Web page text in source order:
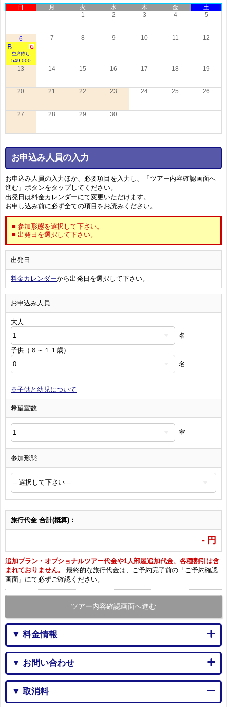
日 月 火 水 木 金
土
1
2 3 4 5
6
空席待ち
B
549,000
7 8 9 10 11 12
13 14 15 16 17 18 19
20 21 22 23 24 25 26
27 28 29 30
お申込み人員の入力
お申込み人員の入力ほか、必要項目を入力し、「ツアー内容確認画面へ
進む」ボタンをタップしてください。
出発日は料金カレンダーにて変更いただけます。
お申し込み前に必ず全ての項目をお読みください。
■ 参加形態を選択して下さい。
■ 出発日を選択して下さい。
出発日
料金カレンダーから出発日を選択して下さい。
お申込み人員
大人
名
子供（６～１１歳）
名
※子供と幼児について
希望室数
室
参加形態
旅行代金 合計(概算)：
- 円
追加プラン・オプショナルツアー代金や1人部屋追加代金、各種割引は含
まれておりません。
最終的な旅行代金は、ご予約完了前の「ご予約確認
画面」にて必ずご確認ください。
ツアー内容確認画面へ進む
▼ 料金情報
▼ お問い合わせ
▼ 取消料